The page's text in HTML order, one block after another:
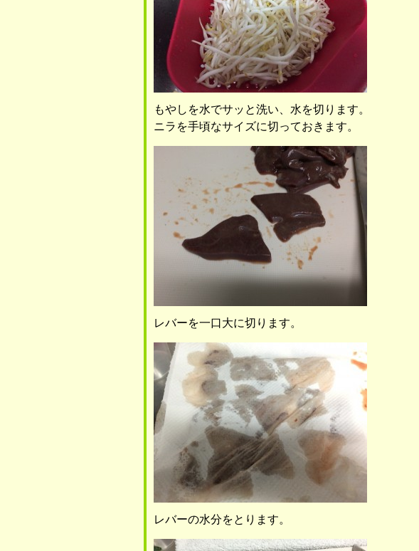
もやしを水でサッと洗い、水を切ります。
ニラを手頃なサイズに切っておきます。
レバーを一口大に切ります。
レバーの水分をとります。